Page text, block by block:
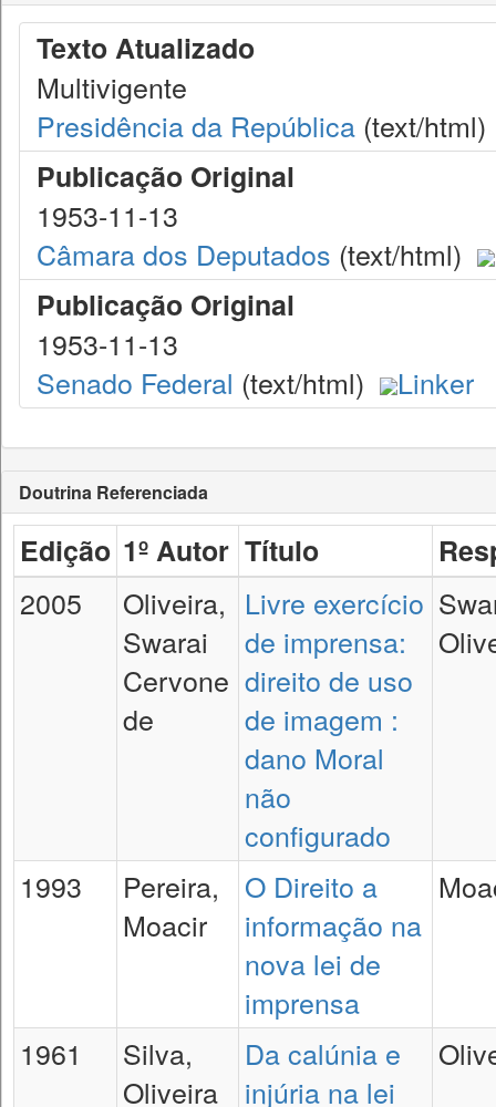
Texto Atualizado
Multivigente
Presidência da República (text/html)
Publicação Original
1953-11-13
Câmara dos Deputados (text/html)
Publicação Original
1953-11-13
Senado Federal (text/html) Linker
Doutrina Referenciada
Edição 1º Autor Título
2005
Oliveira,
Swarai
Cervone
de
Livre exercício
de imprensa:
direito de uso
de imagem :
dano Moral
não
configurado
1993
Pereira,
Moacir
O Direito a
informação na
nova lei de
imprensa
1961
Silva,
Oliveira
Da calúnia e
injúria na lei